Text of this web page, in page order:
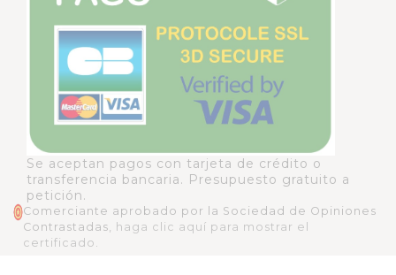
Se aceptan pagos con tarjeta de crédito o
transferencia bancaria. Presupuesto gratuito a
petición.
Comerciante aprobado por la Sociedad de Opiniones
Contrastadas,
haga clic aquí para mostrar el
certificado